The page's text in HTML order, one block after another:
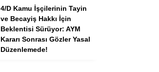
4/D Kamu İşçilerinin Tayin
ve Becayiş Hakkı İçin
Beklentisi Sürüyor: AYM
Kararı Sonrası Gözler Yasal
Düzenlemede!